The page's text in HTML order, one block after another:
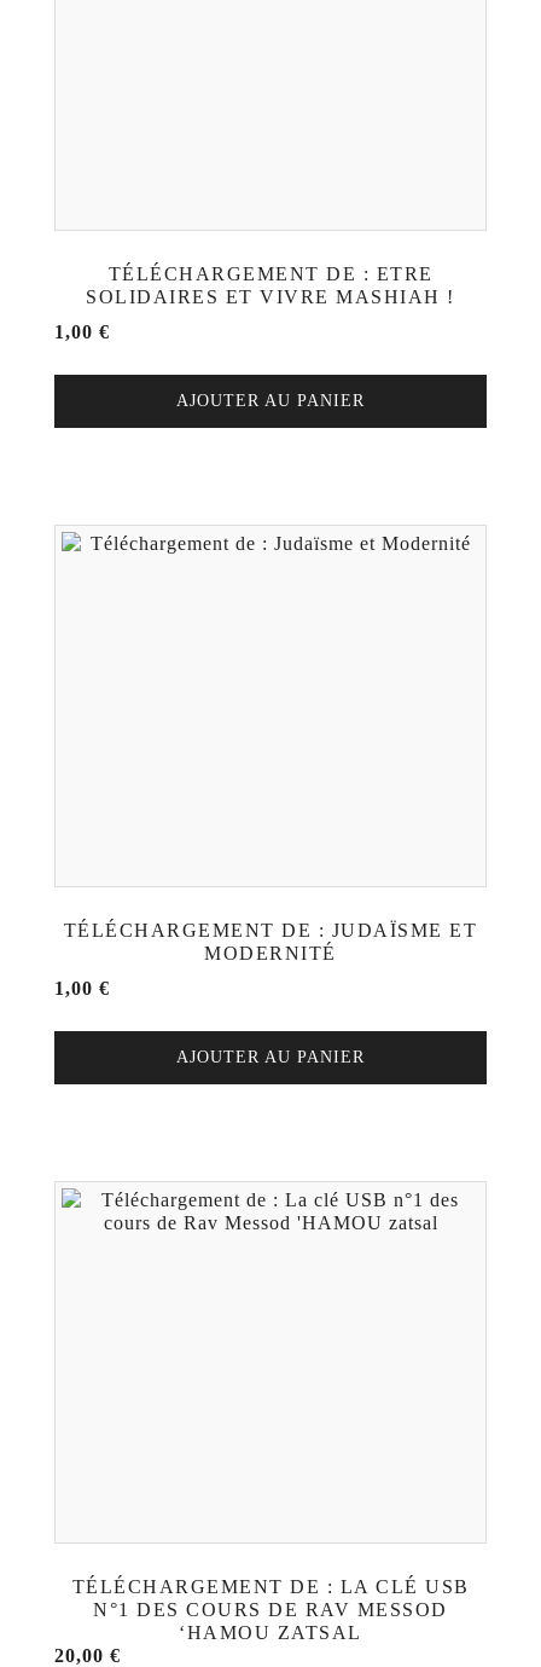
TÉLÉCHARGEMENT DE : ETRE
SOLIDAIRES ET VIVRE MASHIAH !
1,00 €
AJOUTER AU PANIER
TÉLÉCHARGEMENT DE : JUDAÏSME ET
MODERNITÉ
1,00 €
AJOUTER AU PANIER
TÉLÉCHARGEMENT DE : LA CLÉ USB
N°1 DES COURS DE RAV MESSOD
‘HAMOU ZATSAL
20,00 €